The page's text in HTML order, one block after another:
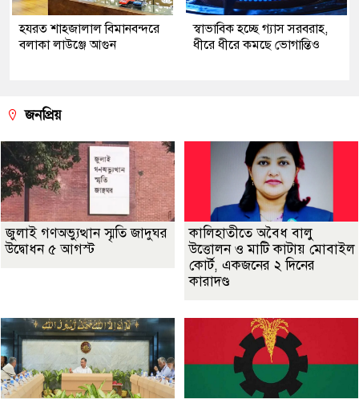
হযরত শাহজালাল বিমানবন্দরে
বলাকা লাউঞ্জে আগুন
স্বাভাবিক হচ্ছে গ্যাস সরবরাহ,
ধীরে ধীরে কমছে ভোগান্তিও
জনপ্রিয়
জুলাই গণঅভ্যুত্থান স্মৃতি জাদুঘর
উদ্বোধন ৫ আগস্ট
কালিহাতীতে অবৈধ বালু
উত্তোলন ও মাটি কাটায় মোবাইল
কোর্ট, একজনের ২ দিনের
কারাদণ্ড